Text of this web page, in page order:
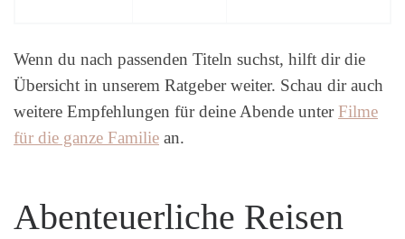
Wenn du nach passenden Titeln suchst, hilft dir die
Übersicht in unserem Ratgeber weiter. Schau dir auch
weitere Empfehlungen für deine Abende unterFilme
für die ganze Familie an.
Abenteuerliche Reisen